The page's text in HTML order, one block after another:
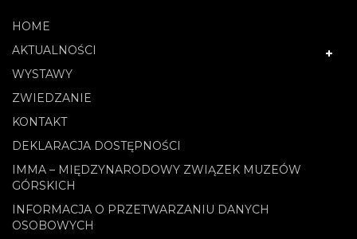
HOME
AKTUALNOŚCI
WYSTAWY
ZWIEDZANIE
KONTAKT
DEKLARACJA DOSTĘPNOŚCI
IMMA – MIĘDZYNARODOWY ZWIĄZEK MUZEÓW
GÓRSKICH
INFORMACJA O PRZETWARZANIU DANYCH
OSOBOWYCH